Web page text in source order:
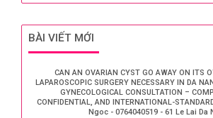
BÀI VIẾT MỚI
CAN AN OVARIAN CYST GO AWAY ON ITS
LAPAROSCOPIC SURGERY NECESSARY IN DA
GYNECOLOGICAL CONSULTATION –
CONFIDENTIAL, AND INTERNATIONAL-
Ngoc - 0764040519 - 61 Le Lai Da